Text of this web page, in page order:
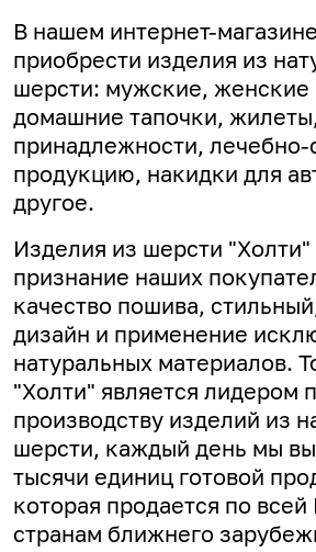
В нашем интернет-
приобрести изделия из
шерсти: мужские, женские
домашние тапочки,
принадлежности,
продукцию, накидки для
другое.
Изделия из шерсти "Холти"
признание наших
качество пошива,
дизайн и применение
натуральных материалов.
"Холти" является лидером
производству изделий из
шерсти, каждый день мы
тысячи единиц готовой
которая продается по всей
странам ближнего